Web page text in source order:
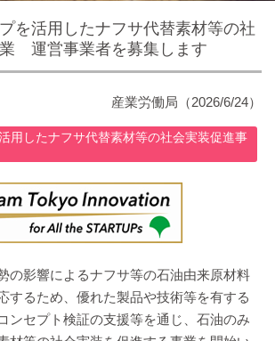
を活用したナフサ代替素材等の社
運営事業者を募集します
産業労働局（2026/6/24）
用したナフサ代替素材等の社会実装促進事
の影響によるナフサ等の石油由来原材料
するため、優れた製品や技術等を有する
ンセプト検証の支援等を通じ、石油のみ